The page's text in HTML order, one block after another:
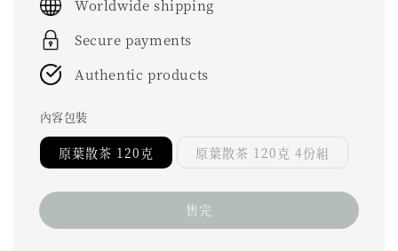
Worldwide shipping
Secure payments
Authentic products
內容包裝
原葉散茶 120克 原葉散茶 120克 4份組
售完